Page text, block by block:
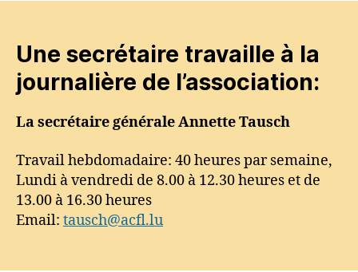
Une secrétaire travaille à la
journalière de l’association:
La secrétaire générale Annette Tausch
Travail hebdomadaire: 40 heures par semaine,
Lundi à vendredi de 8.00 à 12.30 heures et de
13.00 à 16.30 heures
Email: tausch@acfl.lu